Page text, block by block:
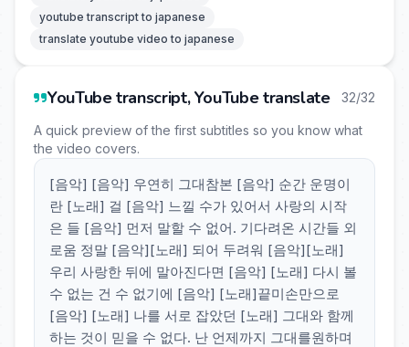
youtube transcript to japanese
translate youtube video to japanese
YouTube transcript, YouTube translate 32/32
A quick preview of the first subtitles so you know what
the video covers.
[음악] [음악] 우연히 그대참본 [음악] 순간 운명이
란 [노래] 걸 [음악] 느낄 수가 있어서 사랑의 시작
은 들 [음악] 먼저 말할 수 없어. 기다려온 시간들 외
로움 정말 [음악][노래] 되어 두려워 [음악][노래]
우리 사랑한 뒤에 말아진다면 [음악] [노래] 다시 볼
수 없는 건 수 없기에 [음악] [노래]끝미손만으로
[음악] [노래] 나를 서로 잡았던 [노래] 그대와 함께
하는 것이 믿을 수 없다. 난 언제까지 그대를원하며